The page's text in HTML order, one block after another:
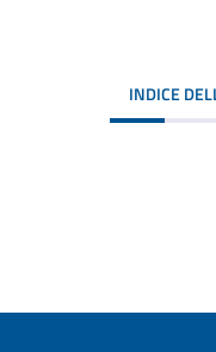
INDICE